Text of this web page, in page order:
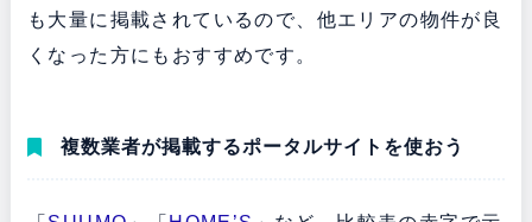
も大量に掲載されているので、他エリアの物件が良
くなった方にもおすすめです。
複数業者が掲載するポータルサイトを使おう